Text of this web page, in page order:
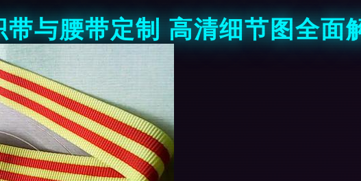
带与腰带定制 高清细节图全面